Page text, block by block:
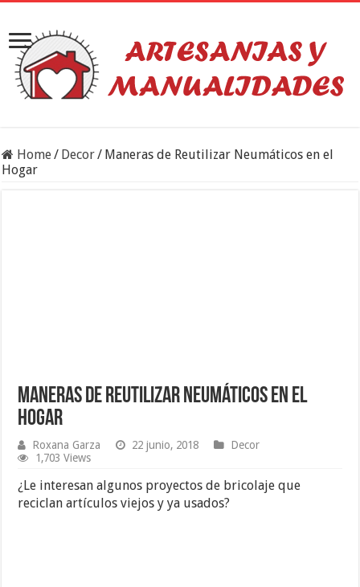
Home/ Decor/ Maneras de Reutilizar Neumáticos en el
Hogar
Maneras de Reutilizar Neumáticos en el
Hogar
Roxana Garza 22 junio, 2018
Decor
1,703 Views
¿Le interesan algunos proyectos de bricolaje que
reciclan artículos viejos y ya usados?